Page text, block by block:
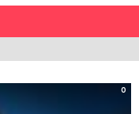
0